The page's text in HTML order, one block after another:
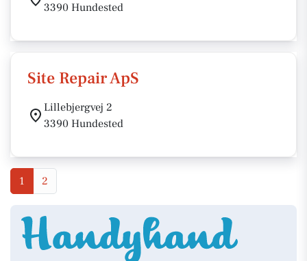
3390 Hundested
Site Repair ApS
Lillebjergvej 2
3390 Hundested
1 2